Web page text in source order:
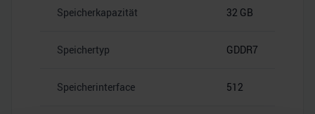
Speicherkapazität 32 GB
Speichertyp GDDR7
Speicherinterface 512